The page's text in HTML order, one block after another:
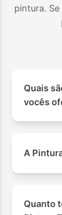
pintura.
Quais
vocês
A
Quanto